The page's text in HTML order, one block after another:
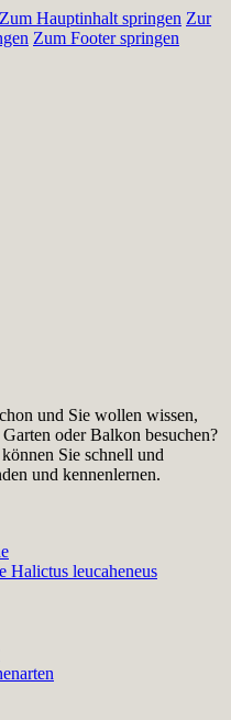
Zum Hauptinhalt springen Zur
Zum Footer springen
und Sie wollen wissen,
oder Balkon besuchen?
Sie schnell und
und kennenlernen.
Halictus leucaheneus